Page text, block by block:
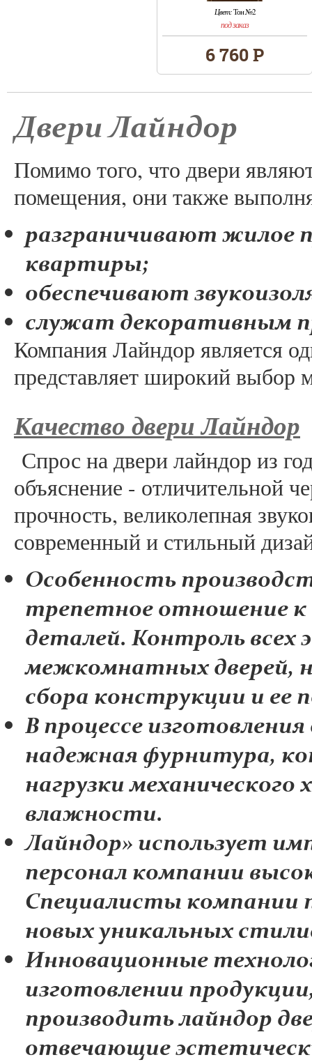
Цвет:Тон №2
под заказ
6 760 Р
Двери Лайндор
Помимо того, что двери
помещения, они также
разграничивают жилое
квартиры;
обеспечивают
служат декоративным
Компания Лайндор является
представляет широкий выбор
Качество двери Лайндор
Спрос на двери лайндор из
объяснение - отличительной
прочность, великолепная
современный и стильный
Особенность
трепетное отношение к
деталей. Контроль всех
межкомнатных дверей,
сбора конструкции и ее
В процессе
надежная фурнитура,
нагрузки
влажности.
Лайндор» использует
персонал компании
Специалисты компании
новых уникальных
Инновационные
изготовлении
производить лайндор
отвечающие